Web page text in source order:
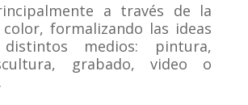
a través de la
formalizando las ideas
distintos medios: pintura,
grabado, video o